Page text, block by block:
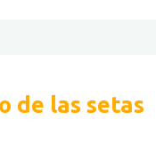
de las setas